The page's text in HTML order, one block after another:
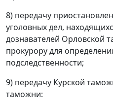
8) передачу
уголовных дел,
дознавателей Орловской
прокурору для
подследственности;
9) передачу Курской
таможни: